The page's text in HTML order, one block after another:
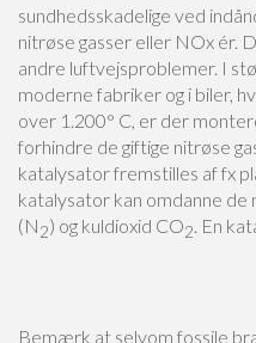
sundhedsskadelige ved
nitrøse gasser eller NOx ér.
andre luftvejsproblemer. I
moderne fabriker og i biler,
over 1.200° C, er der
forhindre de giftige nitrøse
katalysator fremstilles af fx
katalysator kan omdanne de
(N2) og kuldioxid CO2 . En
Bemærk at selvom fossile